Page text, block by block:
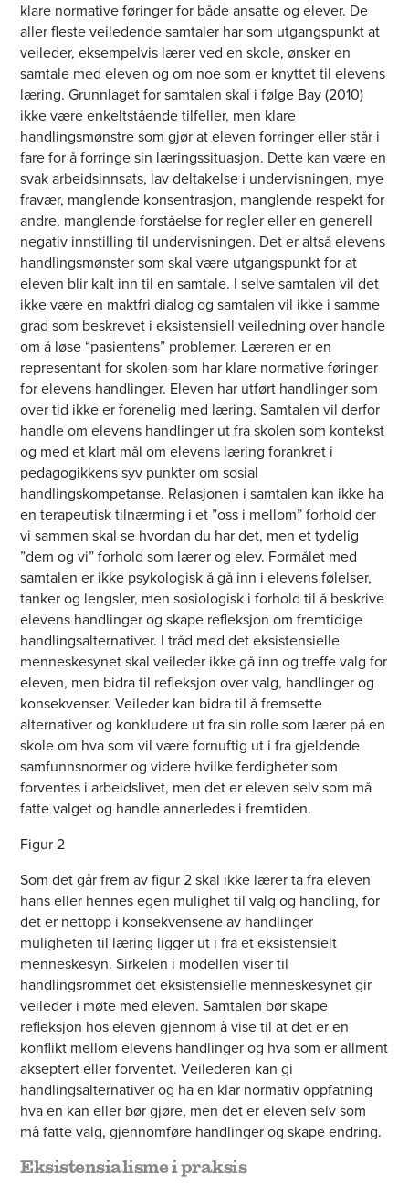
klare normative føringer for både ansatte og elever. De
aller fleste veiledende samtaler har som utgangspunkt at
veileder, eksempelvis lærer ved en skole, ønsker en
samtale med eleven og om noe som er knyttet til elevens
læring. Grunnlaget for samtalen skal i følge Bay (2010)
ikke være enkeltstående tilfeller, men klare
handlingsmønstre som gjør at eleven forringer eller står i
fare for å forringe sin læringssituasjon. Dette kan være en
svak arbeidsinnsats, lav deltakelse i undervisningen, mye
fravær, manglende konsentrasjon, manglende respekt for
andre, manglende forståelse for regler eller en generell
negativ innstilling til undervisningen. Det er altså elevens
handlingsmønster som skal være utgangspunkt for at
eleven blir kalt inn til en samtale. I selve samtalen vil det
ikke være en maktfri dialog og samtalen vil ikke i samme
grad som beskrevet i eksistensiell veiledning over handle
om å løse “pasientens” problemer. Læreren er en
representant for skolen som har klare normative føringer
for elevens handlinger. Eleven har utført handlinger som
over tid ikke er forenelig med læring. Samtalen vil derfor
handle om elevens handlinger ut fra skolen som kontekst
og med et klart mål om elevens læring forankret i
pedagogikkens syv punkter om sosial
handlingskompetanse. Relasjonen i samtalen kan ikke ha
en terapeutisk tilnærming i et ”oss i mellom” forhold der
vi sammen skal se hvordan du har det, men et tydelig
”dem og vi” forhold som lærer og elev. Formålet med
samtalen er ikke psykologisk å gå inn i elevens følelser,
tanker og lengsler, men sosiologisk i forhold til å beskrive
elevens handlinger og skape refleksjon om fremtidige
handlingsalternativer. I tråd med det eksistensielle
menneskesynet skal veileder ikke gå inn og treffe valg for
eleven, men bidra til refleksjon over valg, handlinger og
konsekvenser. Veileder kan bidra til å fremsette
alternativer og konkludere ut fra sin rolle som lærer på en
skole om hva som vil være fornuftig ut i fra gjeldende
samfunnsnormer og videre hvilke ferdigheter som
forventes i arbeidslivet, men det er eleven selv som må
fatte valget og handle annerledes i fremtiden.
Figur 2
Som det går frem av figur 2 skal ikke lærer ta fra eleven
hans eller hennes egen mulighet til valg og handling, for
det er nettopp i konsekvensene av handlinger
muligheten til læring ligger ut i fra et eksistensielt
menneskesyn. Sirkelen i modellen viser til
handlingsrommet det eksistensielle menneskesynet gir
veileder i møte med eleven. Samtalen bør skape
refleksjon hos eleven gjennom å vise til at det er en
konflikt mellom elevens handlinger og hva som er allment
akseptert eller forventet. Veilederen kan gi
handlingsalternativer og ha en klar normativ oppfatning
hva en kan eller bør gjøre, men det er eleven selv som
må fatte valg, gjennomføre handlinger og skape endring.
Eksistensialisme i praksis